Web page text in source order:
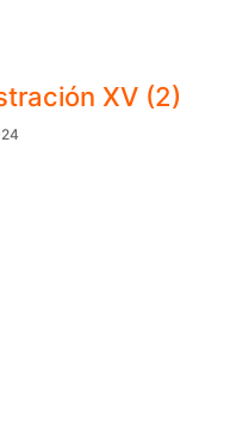
XV (2)